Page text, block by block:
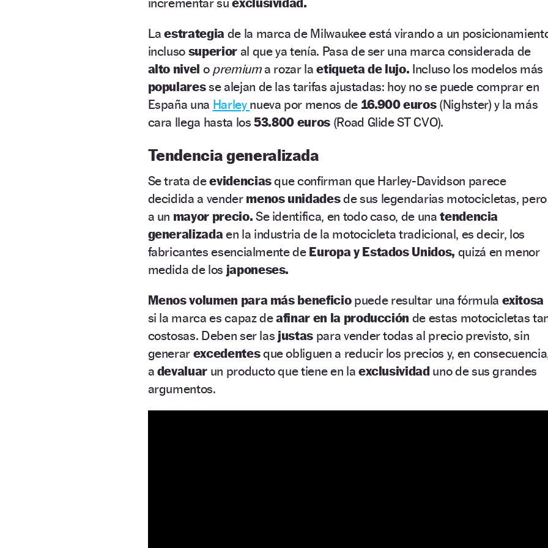
Laestrategia de la marca de Milwaukee está virando a un
incluso superior al que ya tenía. Pasa de ser una marca considerada de
alto nivel o premiuma rozar laetiqueta de lujo. Incluso los modelos más
popularesse alejan de las tarifas ajustadas: hoy no se puede comprar en
España una Harley nueva por menos de 16.900 euros(Nighster) y la más
cara llega hasta los53.800 euros(Road Glide ST CVO).
Tendencia generalizada
Se trata deevidenciasque confirman que Harley-Davidson parece
decidida a vender menos unidadesde sus legendarias motocicletas, pero
a un mayor precio. Se identifica, en todo caso, de unatendencia
generalizada en la industria de la motocicleta tradicional, es decir, los
fabricantes esencialmente de Europa y Estados Unidos, quizá en menor
medida de los japoneses.
Menos volumen para más beneficiopuede resultar una fórmula exitosa
si la marca es capaz deafinar en la producción de estas motocicletas
costosas. Deben ser las justas para vender todas al precio previsto, sin
generar excedentesque obliguen a reducir los precios y, en
a devaluar un producto que tiene en la exclusividad uno de sus grandes
argumentos.